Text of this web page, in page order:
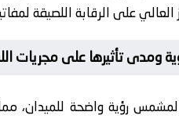
العالي على الرقابة اللصيقة
ومدى تأثيرها على مجريات
رؤية واضحة للميدان، مما